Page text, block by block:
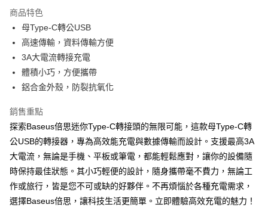
悠遊付
ATM付款
運送方式
全家取貨付款
付款後全家取貨
每筆NT$65，滿NT$690(含以上)免運費
7-11取貨付款
每筆NT$65，滿NT$690(含以上)免運費
付款後7-11取貨
商品特色
母Type-C轉公USB
高速傳輸，資料傳輸方便
3A大電流轉接充電
體積小巧，方便攜帶
鋁合金外殼，防裂抗氧化
銷售重點
探索Baseus倍思迷你Type-C轉接頭的無限可能，這款母Type-C轉
公USB的轉接器，專為高效能充電與數據傳輸而設計。支援最高3A
大電流，無論是手機、平板或筆電，都能輕鬆應對，讓你的設備隨
時保持最佳狀態。其小巧輕便的設計，隨身攜帶毫不費力，無論工
作或旅行，皆是您不可或缺的好夥伴。不再煩惱於各種充電需求，
選擇Baseus倍思，讓科技生活更簡單。立即體驗高效充電的魅力！